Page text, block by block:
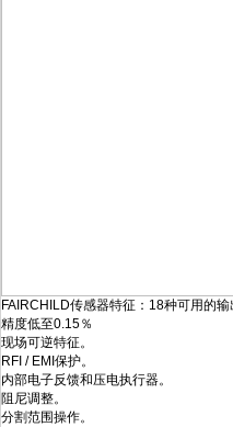
FAIRCHILD传感器特征：18种可用的输
精度低至0.15％
现场可逆特征。
RFI / EMI保护。
内部电子反馈和压电执行器。
阻尼调整。
分割范围操作。